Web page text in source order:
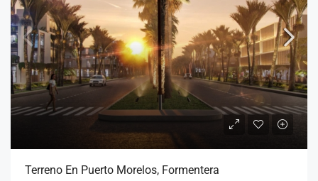
Terreno En Puerto Morelos, Formentera